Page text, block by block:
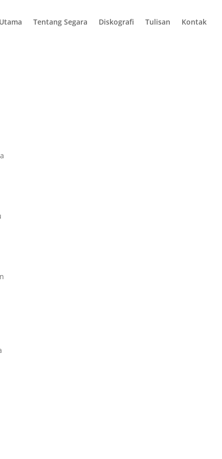
Tentang Segara Diskografi Tulisan Kontak